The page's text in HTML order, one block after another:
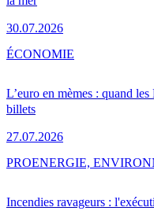
30.07.2026
L’euro en mèmes : quand
billets
27.07.2026
ÉCONOMIE
Incendies ravageurs :
PROENERGIE,